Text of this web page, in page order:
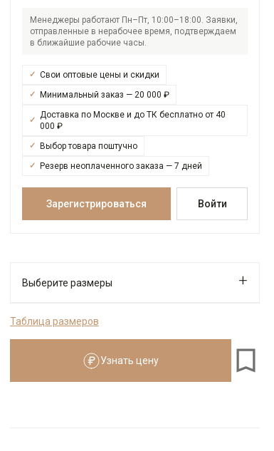
Менеджеры работают Пн–Пт, 10:00–18:00. Заявки,
отправленные в нерабочее время, подтверждаем
в ближайшие рабочие часы.
Свои оптовые цены и скидки
Минимальный заказ — 20 000 ₽
Доставка по Москве и до ТК бесплатно от 40
000 ₽
Выбор товара поштучно
Резерв неоплаченного заказа — 7 дней
Зарегистрироваться Войти
Выберите размеры
Таблица размеров
Узнать цену